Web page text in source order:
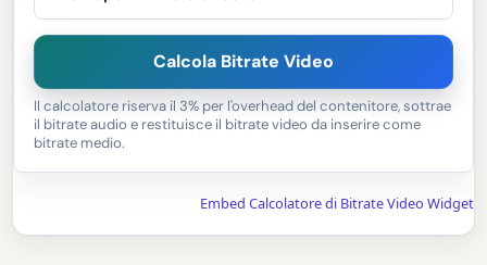
Calcola Bitrate Video
Il calcolatore riserva il 3% per l'overhead del contenitore, sottrae
il bitrate audio e restituisce il bitrate video da inserire come
bitrate medio.
Embed Calcolatore di Bitrate Video Widget